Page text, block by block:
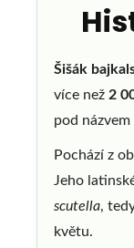
Šišák
více než 2
pod názvem
Pochází z
Jeho
scutella,
květu.